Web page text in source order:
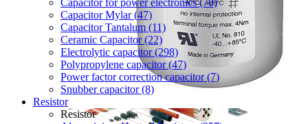
Capacitor for power electronics (70)
Capacitor Mylar (47)
Capacitor Tantalum (11)
Ceramic Capacitor (22)
Electrolytic capacitor (298)
Polypropylene capacitor (47)
Power factor correction capacitor (7)
Snubber capacitor (8)
Resistor
Resistor